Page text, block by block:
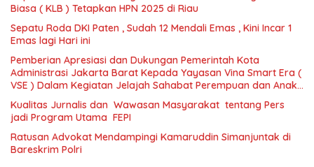
Biasa ( KLB ) Tetapkan HPN 2025 di Riau
Sepatu Roda DKI Paten , Sudah 12 Mendali Emas , Kini Incar 1
Emas lagi Hari ini
Pemberian Apresiasi dan Dukungan Pemerintah Kota
Administrasi Jakarta Barat Kepada Yayasan Vina Smart Era (
VSE ) Dalam Kegiatan Jelajah Sahabat Perempuan dan Anak (
SAPA )
Kualitas Jurnalis dan Wawasan Masyarakat tentang Pers
jadi Program Utama FEPI
Ratusan Advokat Mendampingi Kamaruddin Simanjuntak di
Bareskrim Polri